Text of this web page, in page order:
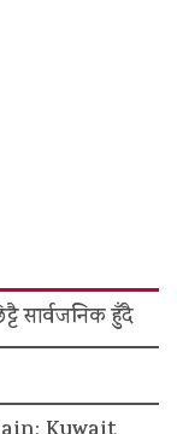
सार्वजनिक हुँदै